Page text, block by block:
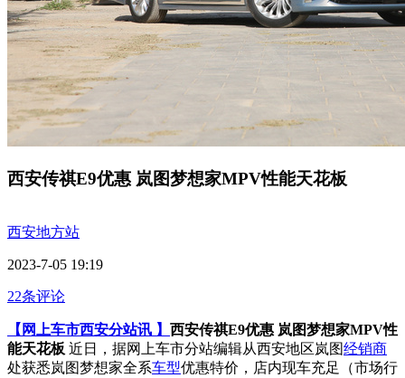
西安传祺E9优惠 岚图梦想家MPV性能天花板
西安地方站
2023-7-05 19:19
22条评论
【网上车市西安分站讯 】 西安传祺E9优惠 岚图梦想家MPV性
能天花板 近日，据网上车市分站编辑从西安地区岚图经销商
处获悉岚图梦想家全系车型优惠特价，店内现车充足（市场行